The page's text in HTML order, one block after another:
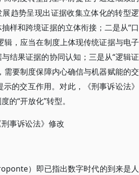
趋势呈现出证据收集立体化的转型逻
样和跨境证据的立体衔接；二是从“口
辑，应当在制度上体现传统证据与电子
结果证据的协同认知；三是从“逻辑证
需要制度保障内心确信与机器赋能的交
的交互作用。对此，《刑事诉讼法》
“开放化”转型。
事诉讼法》修改
）即已指出数字时代的到来是人